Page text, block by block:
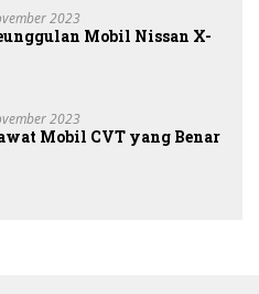
2023
Mobil Nissan X-
2023
Mobil CVT yang Benar